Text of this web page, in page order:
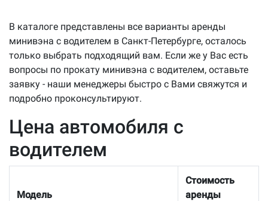
В каталоге представлены все варианты аренды
минивэна с водителем в Санкт-Петербурге, осталось
только выбрать подходящий вам. Если же у Вас есть
вопросы по прокату минивэна с водителем, оставьте
заявку - наши менеджеры быстро с Вами свяжутся и
подробно проконсультируют.
Цена автомобиля с
водителем
Модель
Стоимость
аренды